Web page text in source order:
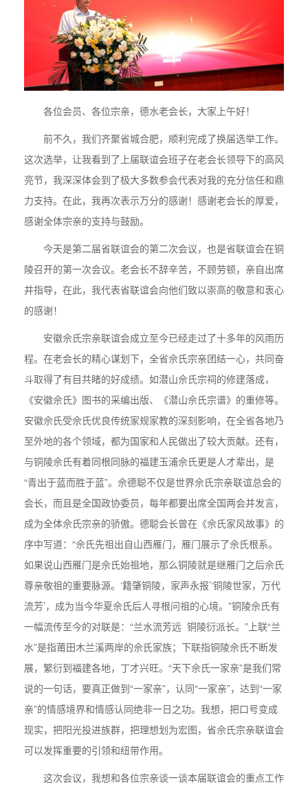
各位会员、各位宗亲，德水老会长，大家上午好！
前不久，我们齐聚省城合肥，顺利完成了换届选举工作。
这次选举，让我看到了上届联谊会班子在老会长领导下的高风
亮节，我深深体会到了极大多数参会代表对我的充分信任和鼎
力支持。在此，我再次表示万分的感谢！感谢老会长的厚爱，
感谢全体宗亲的支持与鼓励。
今天是第二届省联谊会的第二次会议，也是省联谊会在铜
陵召开的第一次会议。老会长不辞辛苦，不顾劳顿，亲自出席
并指导，在此，我代表省联谊会向他们致以崇高的敬意和衷心
的感谢！
安徽佘氏宗亲联谊会成立至今已经走过了十多年的风雨历
程。在老会长的精心谋划下，全省佘氏宗亲团结一心，共同奋
斗取得了有目共睹的好成绩。如潜山佘氏宗祠的修建落成，
《安徽佘氏》图书的采编出版、《潜山佘氏宗谱》的重修等。
安徽佘氏受佘氏优良传统家规家教的深刻影响，在全省各地乃
至外地的各个领域，都为国家和人民做出了较大贡献。还有，
与铜陵佘氏有着同根同脉的福建玉浦佘氏更是人才辈出，是
“青出于蓝而胜于蓝”。佘德聪不仅是世界佘氏宗亲联谊总会的
会长，而且是全国政协委员，每年都要出席全国两会并发言，
成为全体佘氏宗亲的骄傲。德聪会长曾在《佘氏家风故事》的
序中写道：“佘氏先祖出自山西雁门，雁门展示了佘氏根系。
如果说山西雁门是佘氏始祖地，那么铜陵就是继雁门之后佘氏
尊亲敬祖的重要脉源。‘籍肇铜陵，家声永报’‘铜陵世家，万代
流芳’，成为当今华夏佘氏后人寻根问祖的心境。”铜陵佘氏有
一幅流传至今的对联是：“兰水流芳远 铜陵衍派长。”上联“兰
水”是指莆田木兰溪两岸的佘氏家族；下联指铜陵佘氏不断发
展，繁衍到福建各地，丁才兴旺。“天下佘氏一家亲”是我们常
说的一句话，要真正做到“一家亲”，认同“一家亲”，达到“一家
亲”的情感境界和情感认同绝非一日之功。我想，把口号变成
现实，把阳光投进族群，把理想划为宏图，省佘氏宗亲联谊会
可以发挥重要的引领和纽带作用。
这次会议，我想和各位宗亲谈一谈本届联谊会的重点工作